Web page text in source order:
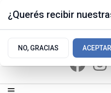
¿Querés recibir
NO, GRACIAS ACEPTAR